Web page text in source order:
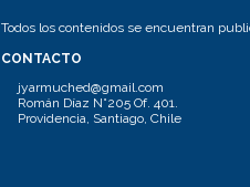
Todos los contenidos se encuentran
CONTACTO
jyarmuched@gmail.com
Román Díaz N°205 Of. 401.
Providencia, Santiago, Chile